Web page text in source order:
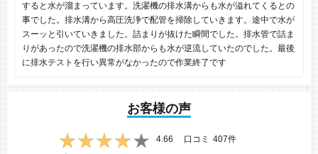
すると水が溜まっています。洗濯機の排水溝からも水が溢れてくるとの
事でした。排水溝から高圧洗浄で配管を掃除していきます。途中で水が
スーッと引いていきました。詰まりが抜けた瞬間でした。排水管で詰ま
りがあったので洗濯機の排水部からも水が逆流していたのでした。最後
に排水テストを行い異常がなかったので作業終了です
お客様の声
4.66 口コミ 407件